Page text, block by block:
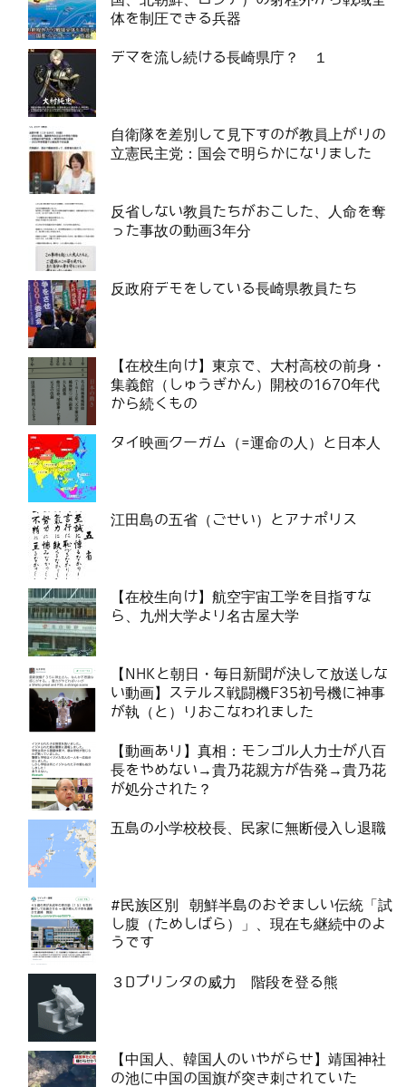
体を制圧できる兵器
デマを流し続ける長崎県庁？ １
自衛隊を差別して見下すのが教員上がりの
立憲民主党：国会で明らかになりました
反省しない教員たちがおこした、人命を奪
った事故の動画3年分
反政府デモをしている長崎県教員たち
【在校生向け】東京で、大村高校の前身・
集義館（しゅうぎかん）開校の1670年代
から続くもの
タイ映画クーガム（=運命の人）と日本人
江田島の五省（ごせい）とアナポリス
【在校生向け】航空宇宙工学を目指すな
ら、九州大学より名古屋大学
【NHKと朝日・毎日新聞が決して放送しな
い動画】ステルス戦闘機F35初号機に神事
が執（と）りおこなわれました
【動画あり】真相：モンゴル人力士が八百
長をやめない→貴乃花親方が告発→貴乃花
が処分された？
五島の小学校校長、民家に無断侵入し退職
#民族区別 朝鮮半島のおぞましい伝統「試
し腹（ためしばら）」、現在も継続中のよ
うです
３Dプリンタの威力 階段を登る熊
【中国人、韓国人のいやがらせ】靖国神社
の池に中国の国旗が突き刺されていた